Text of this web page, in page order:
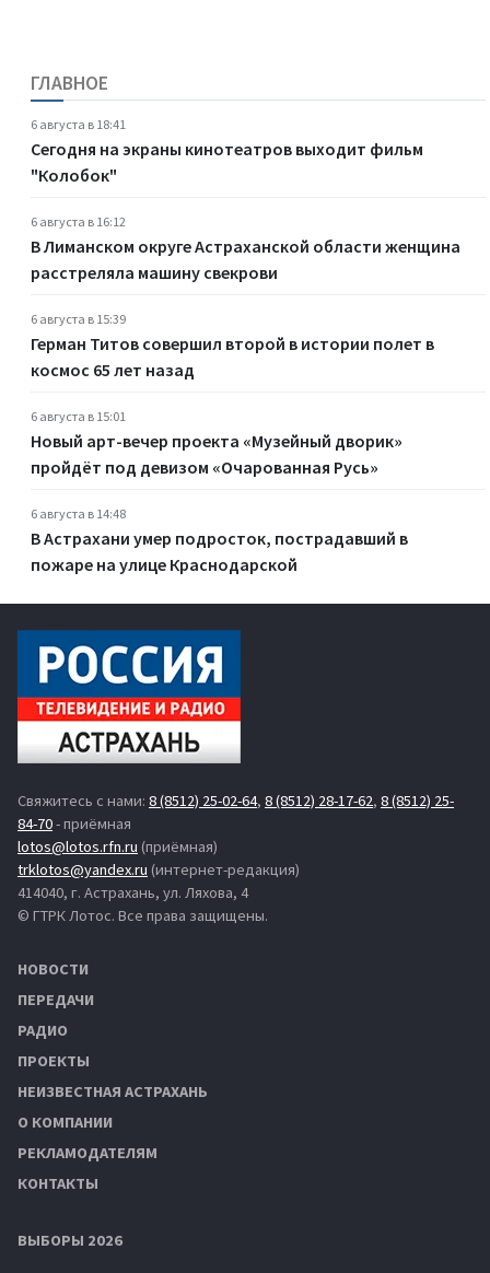
ГЛАВНОЕ
6 августа в 18:41
Сегодня на экраны кинотеатров выходит фильм
"Колобок"
6 августа в 16:12
В Лиманском округе Астраханской области женщина
расстреляла машину свекрови
6 августа в 15:39
Герман Титов совершил второй в истории полет в
космос 65 лет назад
6 августа в 15:01
Новый арт-вечер проекта «Музейный дворик»
пройдёт под девизом «Очарованная Русь»
6 августа в 14:48
В Астрахани умер подросток, пострадавший в
пожаре на улице Краснодарской
Свяжитесь с нами: 8 (8512) 25-02-64, 8 (8512) 28-17-62, 8 (8512) 25-
84-70- приёмная
lotos@lotos.rfn.ru (приёмная)
trklotos@yandex.ru (интернет-редакция)
414040, г. Астрахань, ул. Ляхова, 4
© ГТРК Лотос. Все права защищены.
НОВОСТИ
ПЕРЕДАЧИ
РАДИО
ПРОЕКТЫ
НЕИЗВЕСТНАЯ АСТРАХАНЬ
О КОМПАНИИ
РЕКЛАМОДАТЕЛЯМ
КОНТАКТЫ
ВЫБОРЫ 2026